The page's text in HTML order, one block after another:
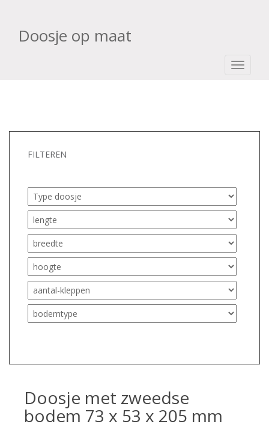
Doosje op maat
FILTEREN
Doosje met zweedse
bodem 73 x 53 x 205 mm